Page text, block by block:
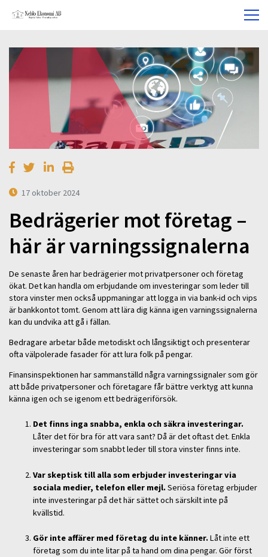
17 oktober 2024
Bedrägerier mot företag –
här är varningssignalerna
De senaste åren har bedrägerier mot privatpersoner och företag
ökat. Det kan handla om erbjudande om investeringar som leder till
stora vinster men också uppmaningar att logga in via bank-id och vips
är bankkontot tomt. Genom att lära dig känna igen varningssignalerna
kan du undvika att gå i fällan.
Bedragare arbetar både metodiskt och långsiktigt och presenterar
ofta välpolerade fasader för att lura folk på pengar.
Finansinspektionen har sammanställd några varningssignaler som gör
att både privatpersoner och företagare får bättre verktyg att kunna
känna igen och se igenom ett bedrägeriförsök.
Det finns inga snabba, enkla och säkra investeringar.
Låter det för bra för att vara sant? Då är det oftast det. Enkla
investeringar som snabbt leder till stora vinster finns inte.
Var skeptisk till alla som erbjuder investeringar via
sociala medier, telefon eller mejl.Seriösa företag erbjuder
inte investeringar på det här sättet och särskilt inte på
kvällstid.
Gör inte affärer med företag du inte känner.Låt inte ett
företag som du inte litar på ta hand om dina pengar. Gör först